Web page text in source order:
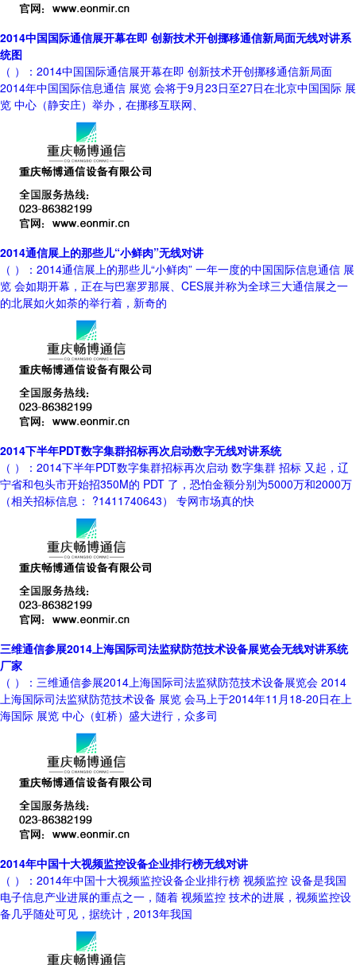
2014中国国际通信展开幕在即 创新技术开创挪移通信新局面无线对讲系
统图
（ ）：2014中国国际通信展开幕在即 创新技术开创挪移通信新局面
2014年中国国际信息通信 展览 会将于9月23日至27日在北京中国国际 展
览 中心（静安庄）举办，在挪移互联网、
2014通信展上的那些儿“小鲜肉”无线对讲
（ ）：2014通信展上的那些儿“小鲜肉” 一年一度的中国国际信息通信 展
览 会如期开幕，正在与巴塞罗那展、CES展并称为全球三大通信展之一
的北展如火如荼的举行着，新奇的
2014下半年PDT数字集群招标再次启动数字无线对讲系统
（ ）：2014下半年PDT数字集群招标再次启动 数字集群 招标 又起，辽
宁省和包头市开始招350M的 PDT 了，恐怕金额分别为5000万和2000万
（相关招标信息： ?1411740643） 专网市场真的快
三维通信参展2014上海国际司法监狱防范技术设备展览会无线对讲系统
厂家
（ ）：三维通信参展2014上海国际司法监狱防范技术设备展览会 2014
上海国际司法监狱防范技术设备 展览 会马上于2014年11月18-20日在上
海国际 展览 中心（虹桥）盛大进行，众多司
2014年中国十大视频监控设备企业排行榜无线对讲
（ ）：2014年中国十大视频监控设备企业排行榜 视频监控 设备是我国
电子信息产业进展的重点之一，随着 视频监控 技术的进展，视频监控设
备几乎随处可见，据统计，2013年我国